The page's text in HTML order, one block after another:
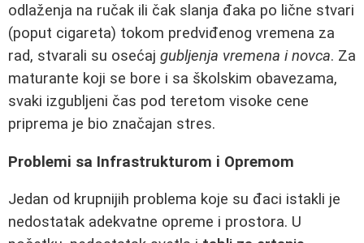
odlaženja na ručak ili čak slanja đaka po lične stvari
(poput cigareta) tokom predviđenog vremena za
rad, stvarali su osećaj gubljenja vremena i novca. Za
maturante koji se bore i sa školskim obavezama,
svaki izgubljeni čas pod teretom visoke cene
priprema je bio značajan stres.
Problemi sa Infrastrukturom i Opremom
Jedan od krupnijih problema koje su đaci istakli je
nedostatak adekvatne opreme i prostora. U